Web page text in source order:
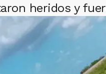
heridos y